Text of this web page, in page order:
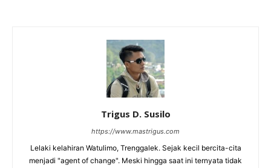
Trigus D. Susilo
https://www.mastrigus.com
Lelaki kelahiran Watulimo, Trenggalek. Sejak kecil bercita-cita
menjadi "agent of change". Meski hingga saat ini ternyata tidak